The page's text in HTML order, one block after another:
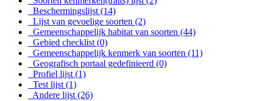
Beschermingslijst (14)
Lijst van gevoelige soorten (2)
Gemeenschappelijk habitat van soorten (44)
Gebied checklist (0)
Gemeenschappelijk kenmerk van soorten (11)
Geografisch portaal gedefinieerd (0)
Profiel lijst (1)
Test lijst (1)
Andere lijst (26)